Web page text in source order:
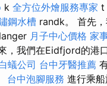
k 全方位外燴服務專家 t
鋼水槽 randk。 首先
月子中心價格 家
，我們在Eidfjord的港
蟻公司 台中牙醫推薦
台中泡腳服務 進行乘